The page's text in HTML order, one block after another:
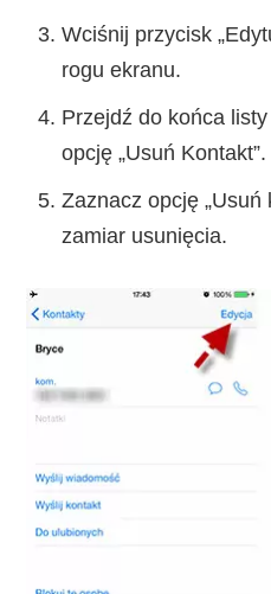
Wciśnij przycisk
rogu ekranu.
Przejdź do końca
opcję „Usuń Kontakt”.
Zaznacz opcję „Usuń
zamiar usunięcia.